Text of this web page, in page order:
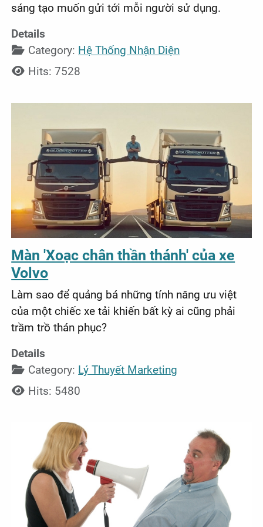
sáng tạo muốn gửi tới mỗi người sử dụng.
Details
Category: Hệ Thống Nhận Diện
Hits: 7528
Màn 'Xoạc chân thần thánh' của xe
Volvo
Làm sao để quảng bá những tính năng ưu việt
của một chiếc xe tải khiến bất kỳ ai cũng phải
trầm trồ thán phục?
Details
Category: Lý Thuyết Marketing
Hits: 5480